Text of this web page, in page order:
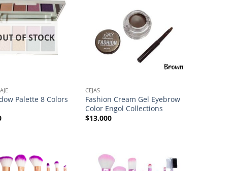
OF STOCK
Palette 8 Colors
CEJAS
Fashion Cream Gel Eyebrow
Color Engol Collections
$13.000